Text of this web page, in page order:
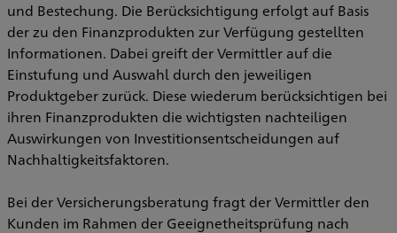
und Bestechung. Die Berücksichtigung erfolgt auf Basis
der zu den Finanzprodukten zur Verfügung gestellten
Informationen. Dabei greift der Vermittler auf die
Einstufung und Auswahl durch den jeweiligen
Produktgeber zurück. Diese wiederum berücksichtigen bei
ihren Finanzprodukten die wichtigsten nachteiligen
Auswirkungen von Investitionsentscheidungen auf
Nachhaltigkeitsfaktoren.
Bei der Versicherungsberatung fragt der Vermittler den
Kunden im Rahmen der Geeignetheitsprüfung nach